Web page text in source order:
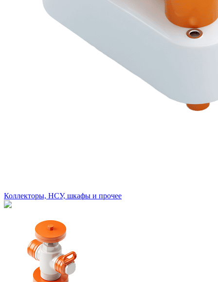
Коллекторы, НСУ, шкафы и прочее